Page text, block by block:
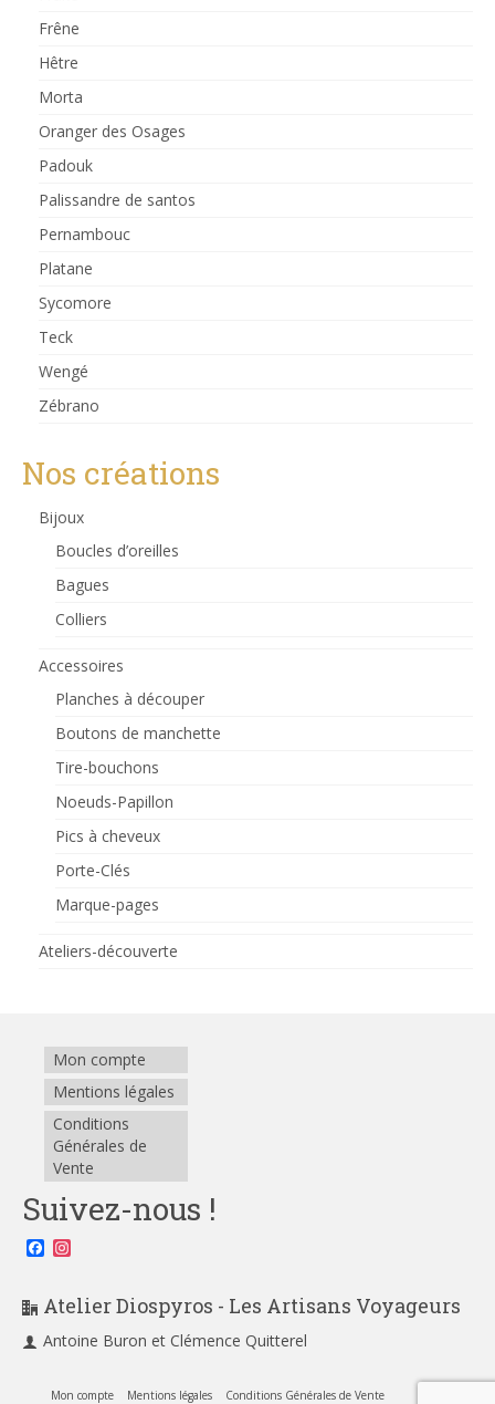
Frêne
Hêtre
Morta
Oranger des Osages
Padouk
Palissandre de santos
Pernambouc
Platane
Sycomore
Teck
Wengé
Zébrano
Nos créations
Bijoux
Boucles d’oreilles
Bagues
Colliers
Accessoires
Planches à découper
Boutons de manchette
Tire-bouchons
Noeuds-Papillon
Pics à cheveux
Porte-Clés
Marque-pages
Ateliers-découverte
Mon compte
Mentions légales
Conditions
Générales de
Vente
Suivez-nous !
Facebook
Atelier Diospyros - Les Artisans Voyageurs
Antoine Buron et Clémence Quitterel
Mon compte Mentions légales Conditions Générales de Vente